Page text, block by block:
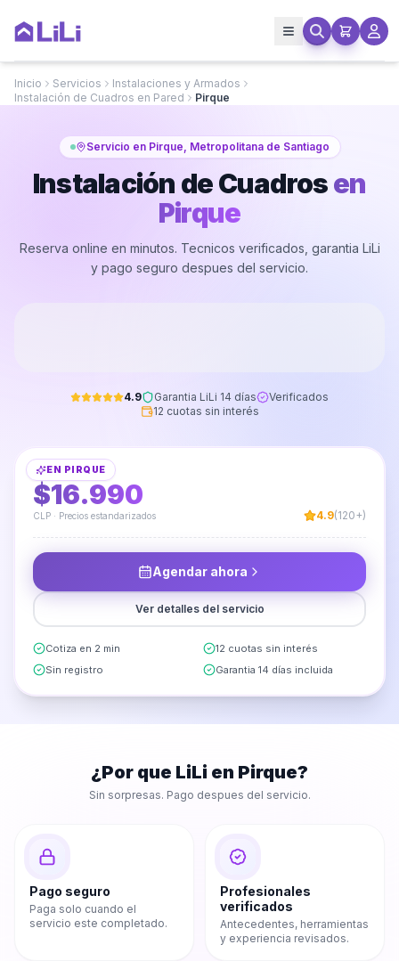
Inicio Servicios
Instalaciones y Armados
Instalación de Cuadros en Pared
Pirque
Servicio en Pirque, Metropolitana de Santiago
Instalación de Cuadrosen
Pirque
Reserva online en minutos. Tecnicos verificados, garantia LiLi
y pago seguro despues del servicio.
4.9 Garantia LiLi 14 días
Verificados
12 cuotas sin interés
EN PIRQUE
DESDE
$16.990
CLP · Precios estandarizados 4.9(120+)
Agendar ahora
Ver detalles del servicio
Cotiza en 2 min
12 cuotas sin interés
Sin registro
Garantia 14 días incluida
¿Por que LiLi en Pirque?
Sin sorpresas. Pago despues del servicio.
Pago seguro
Paga solo cuando el
servicio este completado.
Profesionales
verificados
Antecedentes, herramientas
y experiencia revisados.